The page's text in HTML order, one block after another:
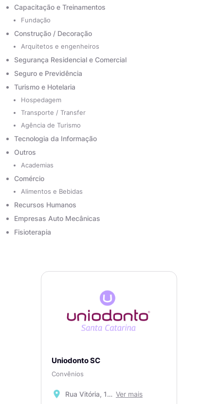
Capacitação e Treinamentos
Fundação
Construção / Decoração
Arquitetos e engenheiros
Segurança Residencial e Comercial
Seguro e Previdência
Turismo e Hotelaria
Hospedagem
Transporte / Transfer
Agência de Turismo
Tecnologia da Informação
Outros
Academias
Comércio
Alimentos e Bebidas
Recursos Humanos
Empresas Auto Mecânicas
Fisioterapia
Uniodonto SC
Convênios
Rua Vitória, 123 Ver mais